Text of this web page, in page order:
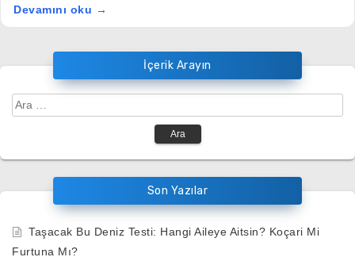
Devamını oku →
İçerik Arayın
Arama:
Son Yazılar
Taşacak Bu Deniz Testi: Hangi Aileye Aitsin? Koçari Mi
Furtuna Mı?